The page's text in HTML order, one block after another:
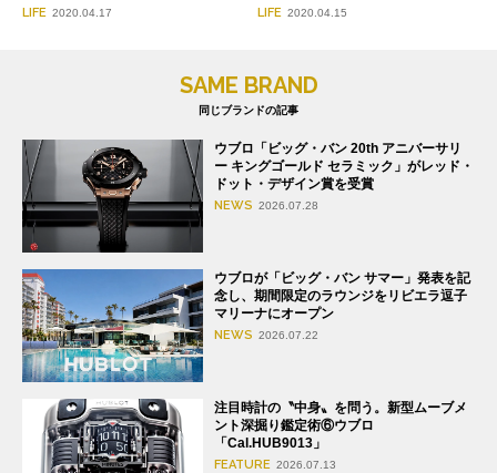
LIFE 2020.04.17 LIFE 2020.04.15
SAME BRAND
同じブランドの記事
ウブロ「ビッグ・バン 20th アニバーサリ
ー キングゴールド セラミック」がレッド・
ドット・デザイン賞を受賞
NEWS 2026.07.28
ウブロが「ビッグ・バン サマー」発表を記
念し、期間限定のラウンジをリビエラ逗子
マリーナにオープン
NEWS 2026.07.22
注目時計の〝中身〟を問う。新型ムーブメ
ント深掘り鑑定術⑥ウブロ
「Cal.HUB9013」
FEATURE 2026.07.13